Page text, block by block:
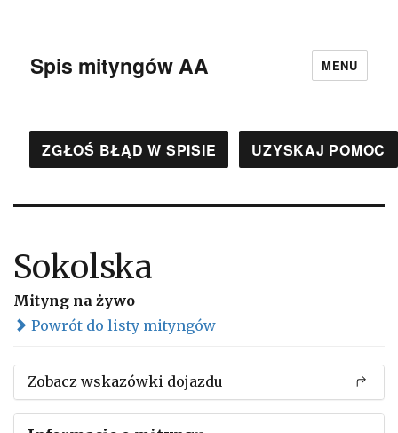
Spis mityngów AA MENU
ZGŁOŚ BŁĄD W SPISIE UZYSKAJ POMOC
Sokolska
Mityng na żywo
Powrót do listy mityngów
Zobacz wskazówki dojazdu